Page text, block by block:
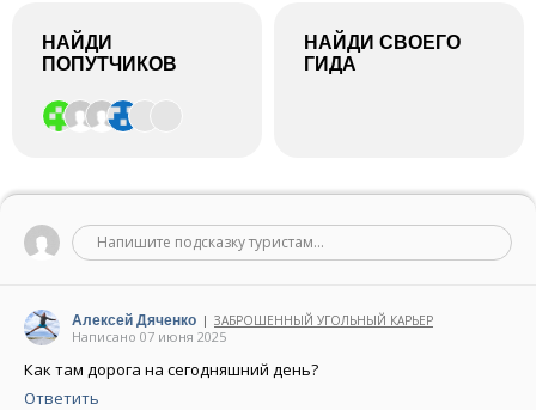
НАЙДИ
ПОПУТЧИКОВ
НАЙДИ СВОЕГО
ГИДА
Напишите подсказку туристам...
Алексей Дяченко | ЗАБРОШЕННЫЙ УГОЛЬНЫЙ КАРЬЕР
Написано 07 июня 2025
Как там дорога на сегодняшний день?
Ответить